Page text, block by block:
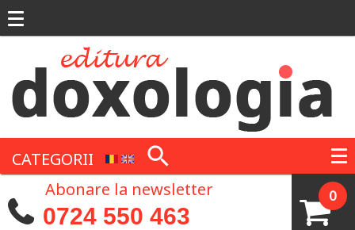
CATEGORII
0
Abonare la newsletter
0724 550 463